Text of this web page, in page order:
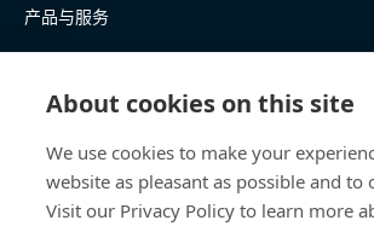
About cookies on this site
We use cookies to make your
website as pleasant as possible and to
Visit our Privacy Policy to learn more
产品与服务
关于我们